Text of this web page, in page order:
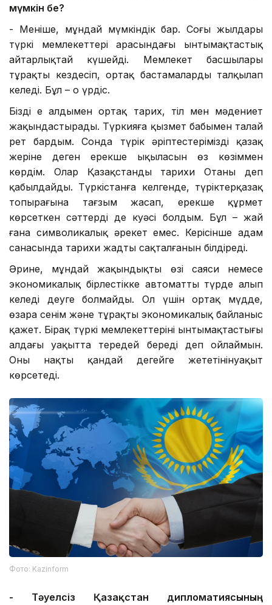
мүмкін бе?
- Меніңше, мұндай мүмкіндік бар. Соңғы жылдары
түркі мемлекеттері арасындағы ынтымақтастық
айтарлықтай күшейді. Мемлекет басшылары
тұрақты кездесіп, ортақ бастамаларды талқылап
келеді. Бұл – оң үрдіс.
Бізді ең алдымен ортақ тарих, тіл мен мәдениет
жақындастырады. Түркияға қызмет бабымен талай
рет бардым. Сонда түрік әріптестеріміздің қазақ
жеріне деген ерекше ықыласын өз көзіммен
көрдім. Олар Қазақстанды тарихи Отаны деп
қабылдайды. Түркістанға келгенде, түріктерқазақ
топырағына тағзым жасап, ерекше құрмет
көрсеткен сәттердің де куәсі болдым. Бұл – жай
ғана символикалық әрекет емес. Керісінше адам
санасында тарихи жадтың сақталғанын білдіреді.
Әрине, мұндай жақындықтың өзі саяси немесе
экономикалық бірлестікке автоматты түрде алып
келеді деуге болмайды. Ол үшін ортақ мүдде,
өзара сенім және тұрақты экономикалық байланыс
қажет. Бірақ түркі мемлекеттерінің ынтымақтастығы
алдағы уақытта тереңдей береді деп ойлаймын.
Оның нақты қандай деңгейге жететінінуақыт
көрсетеді.
Фото: Kazinform
- Тәуелсіз Қазақстан дипломатиясының